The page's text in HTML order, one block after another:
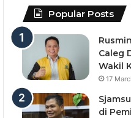
Popular Posts
Caleg
Wakil
17
di